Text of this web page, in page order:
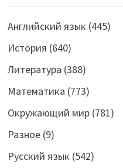
Английский язык (445)
История (640)
Литература (388)
Математика (773)
Окружающий мир(781)
Разное(9)
Русский язык (542)